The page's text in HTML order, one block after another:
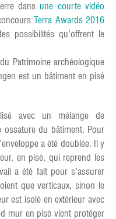
dans une courte vidéo
Terra Awards 2016
possibilités qu’offrent le
Patrimoine archéologique
est un bâtiment en pisé
avec un mélange de
ossature du bâtiment. Pour
a été doublée. Il y
en pisé, qui reprend les
a été fait pour s’assurer
que verticaux, sinon le
est isolé en extérieur avec
mur en pisé vient protéger